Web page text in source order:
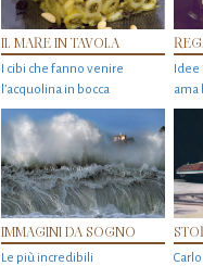
IL MARE IN TAVOLA
I cibi che fanno venire
l’acquolina in bocca
ama
IMMAGINI DA SOGNO
Le più incredibili